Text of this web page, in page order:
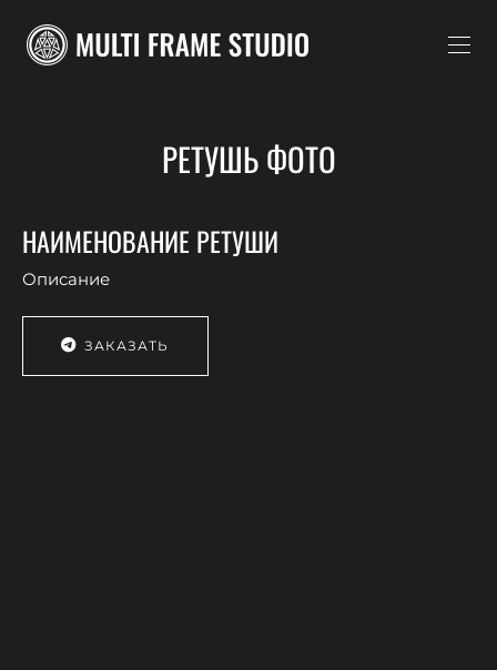
РЕТУШЬ ФОТО
НАИМЕНОВАНИЕ РЕТУШИ
Описание
ЗАКАЗАТЬ